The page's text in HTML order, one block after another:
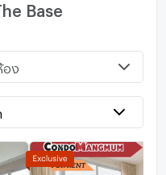
Base
อง